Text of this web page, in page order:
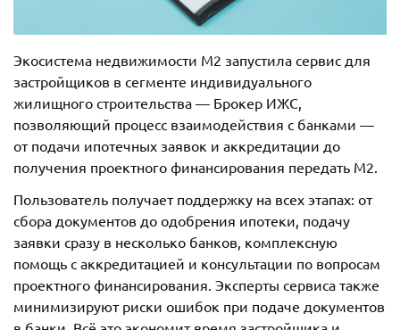
Экосистема недвижимости М2 запустила сервис для
застройщиков в сегменте индивидуального
жилищного строительства — Брокер ИЖС,
позволяющий процесс взаимодействия с банками —
от подачи ипотечных заявок и аккредитации до
получения проектного финансирования передать М2.
Пользователь получает поддержку на всех этапах: от
сбора документов до одобрения ипотеки, подачу
заявки сразу в несколько банков, комплексную
помощь с аккредитацией и консультации по вопросам
проектного финансирования. Эксперты сервиса также
минимизируют риски ошибок при подаче документов